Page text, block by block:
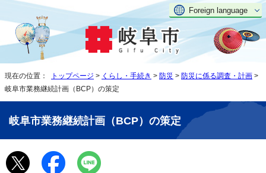
Foreign language
現在の位置： トップページ > くらし・手続き > 防災 > 防災に係る調査・計画 >
岐阜市業務継続計画（BCP）の策定
岐阜市業務継続計画（BCP）の策定